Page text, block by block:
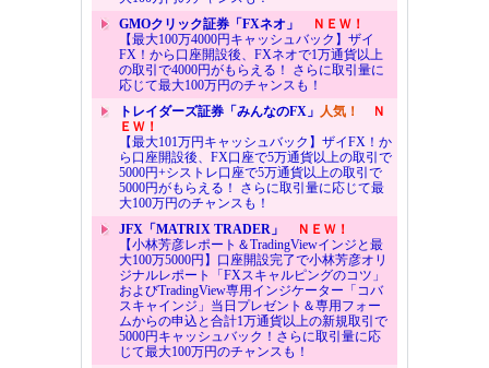
GMOクリック証券「FXネオ」
ＮＥＷ！
【最大100万4000円キャッシュバック】ザイ
FX！から口座開設後、FXネオで1万通貨以上
の取引で4000円がもらえる！ さらに取引量に
応じて最大100万円のチャンスも！
トレイダーズ証券「みんなのFX」 人気！
Ｎ
ＥＷ！
【最大101万円キャッシュバック】ザイFX！か
ら口座開設後、FX口座で5万通貨以上の取引で
5000円+シストレ口座で5万通貨以上の取引で
5000円がもらえる！ さらに取引量に応じて最
大100万円のチャンスも！
JFX「MATRIX TRADER」
ＮＥＷ！
【小林芳彦レポート＆TradingViewインジと最
大100万5000円】口座開設完了で小林芳彦オリ
ジナルレポート「FXスキャルピングのコツ」
およびTradingView専用インジケーター「コバ
スキャインジ」当日プレゼント＆専用フォー
ムからの申込と合計1万通貨以上の新規取引で
5000円キャッシュバック！さらに取引量に応
じて最大100万円のチャンスも！